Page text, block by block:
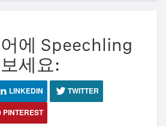
에 Speechling
세요:
LINKEDIN
TWITTER
PINTEREST